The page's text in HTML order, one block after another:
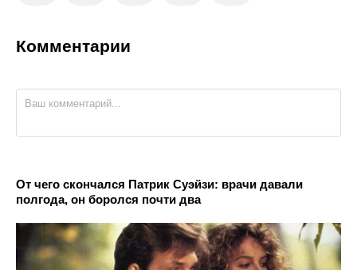
Комментарии
От чего скончался Патрик Суэйзи: врачи давали
полгода, он боролся почти два